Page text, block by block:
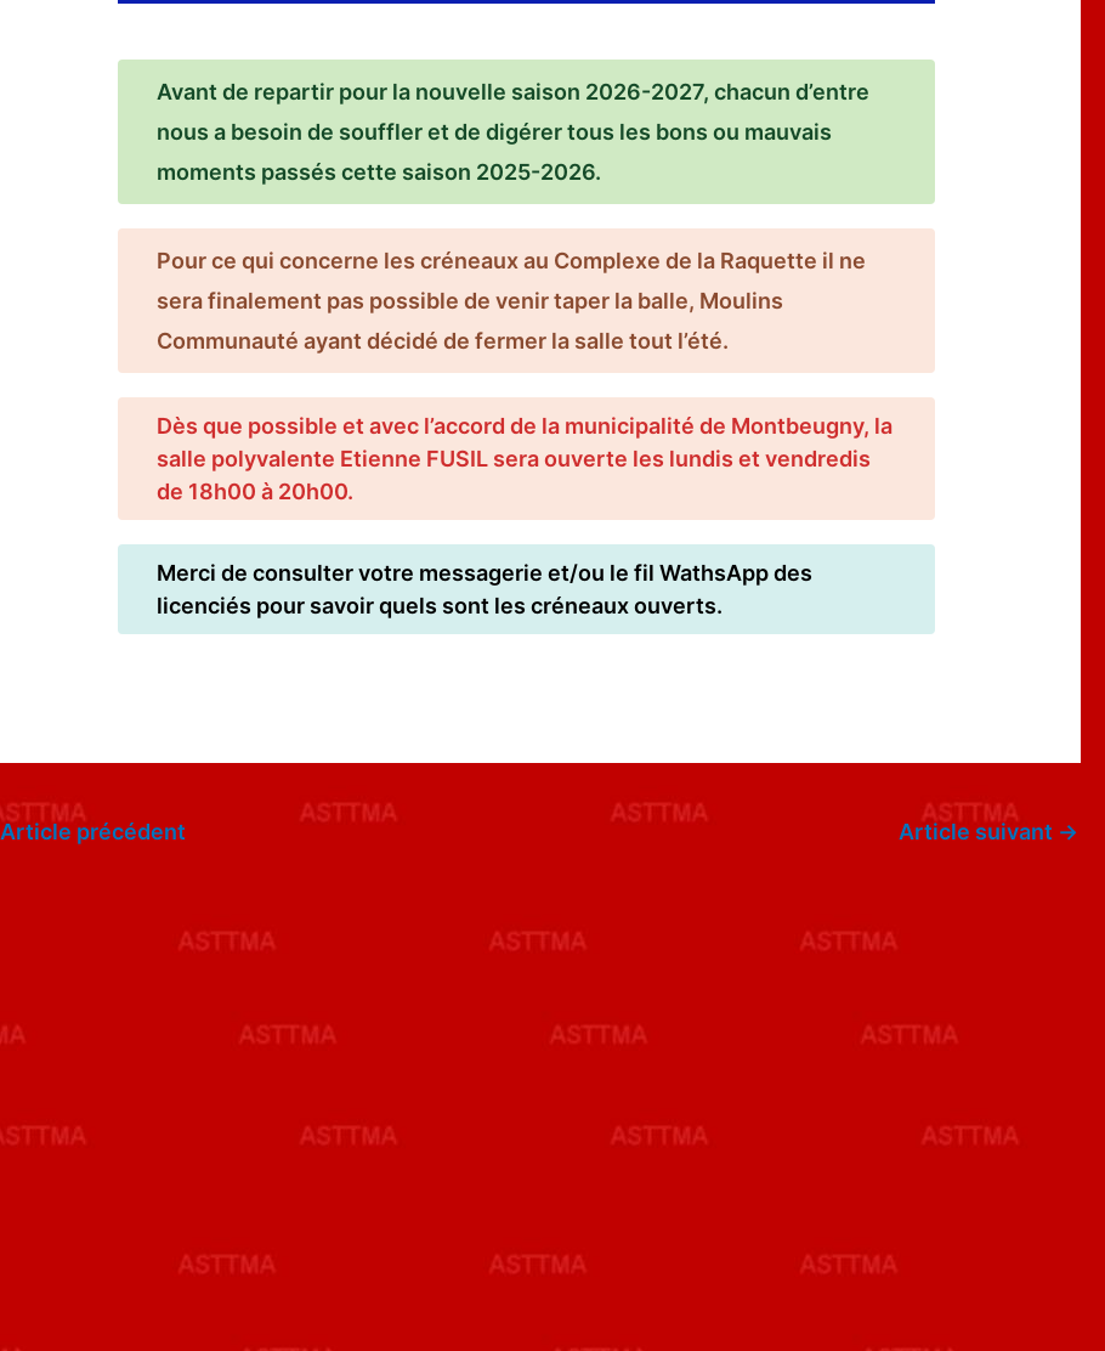
Avant de repartir pour la nouvelle saison 2026-2027, chacun d’entre
nous a besoin de souffler et de digérer tous les bons ou mauvais
moments passés cette saison 2025-2026.
Pour ce qui concerne les créneaux au Complexe de la Raquette il ne
sera finalement pas possible de venir taper la balle, Moulins
Communauté ayant décidé de fermer la salle tout l’été.
Dès que possible et avec l’accord de la municipalité de Montbeugny, la
salle polyvalente Etienne FUSIL sera ouverte les lundis et vendredis
de 18h00 à 20h00.
Merci de consulter votre messagerie et/ou le fil WathsApp des
licenciés pour savoir quels sont les créneaux ouverts.
Article précédent Article suivant →